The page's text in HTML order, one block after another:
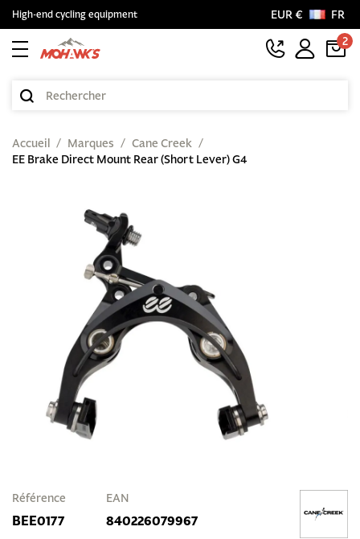
High-end cycling equipment EUR €
FR
2
Accueil Marques
Cane Creek
EE Brake Direct Mount Rear (Short Lever) G4
Référence
BEE0177
EAN
840226079967